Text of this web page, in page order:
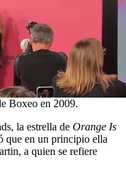
Sweeney
en la nueva película
cines el pasado viernes,
Sweeney, de 28 años,
Christy Martin, que
el título femenino de
Boxeo en 2009.
la estrella de Orange Is
que en un principio ella
a quien se refiere